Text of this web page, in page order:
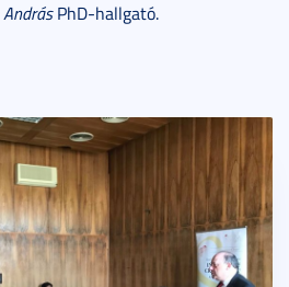
PhD-hallgató.